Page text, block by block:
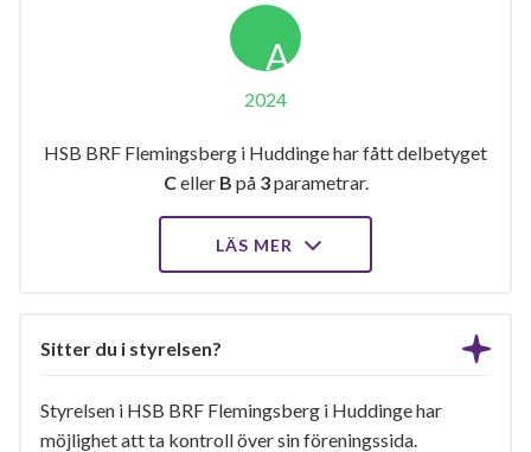
A
2024
HSB BRF Flemingsberg i Huddinge har fått delbetyget
Celler B på 3parametrar.
LÄS MER
Sitter du i styrelsen?
Styrelsen i HSB BRF Flemingsberg i Huddinge har
möjlighet att ta kontroll över sin föreningssida.